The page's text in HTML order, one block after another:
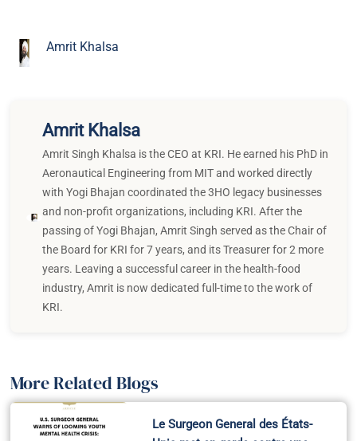
Amrit Khalsa
Amrit Khalsa
Amrit Singh Khalsa is the CEO at KRI. He earned his PhD in
Aeronautical Engineering from MIT and worked directly
with Yogi Bhajan coordinated the 3HO legacy businesses
and non-profit organizations, including KRI. After the
passing of Yogi Bhajan, Amrit Singh served as the Chair of
the Board for KRI for 7 years, and its Treasurer for 2 more
years. Leaving a successful career in the health-food
industry, Amrit is now dedicated full-time to the work of
KRI.
More Related Blogs
Le Surgeon General des États-